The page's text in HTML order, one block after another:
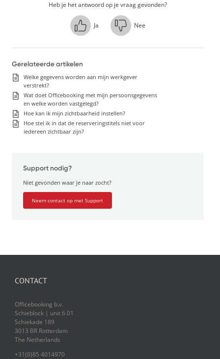
Heb je het antwoord op je vraag gevonden?
Ja Nee
Gerelateerde artikelen
Welke gegevens worden aan mijn werkgever
verstrekt?
Wat doet Officebooking met mijn persoonsgegevens
en welke worden vastgelegd?
Hoe kan ik mijn zichtbaarheid instellen?
Hoe stel ik in dat de reserveringstitels niet voor
iedereen zichtbaar zijn?
Support nodig?
Niet gevonden waar je naar zocht?
Neem contact op met Support
CONTACT
Officebooking b.v.
Schieblock | unit 6.01
Schiekade 189
3013 BR Rotterdam
The Netherlands
+31(0)85 4014970